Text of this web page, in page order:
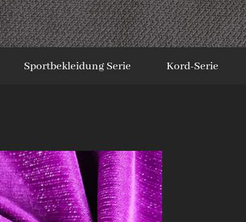
Sportbekleidung Serie Kord-Serie